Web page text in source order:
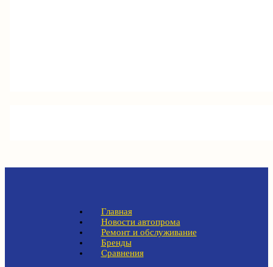
Главная
Новости автопрома
Ремонт и обслуживание
Бренды
Сравнения